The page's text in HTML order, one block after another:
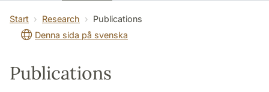
About the Department
Start Research
Publications
Denna sida på svenska
Publications